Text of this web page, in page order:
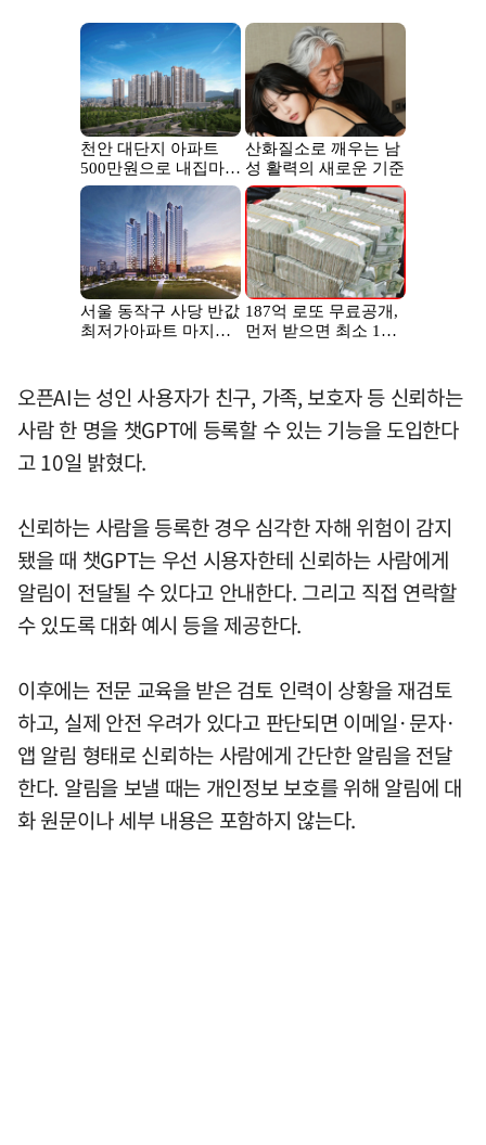
오픈AI는 성인 사용자가 친구, 가족, 보호자 등 신뢰하는
사람 한 명을 챗GPT에 등록할 수 있는 기능을 도입한다
고 10일 밝혔다.
신뢰하는 사람을 등록한 경우 심각한 자해 위험이 감지
됐을 때 챗GPT는 우선 시용자한테 신뢰하는 사람에게
알림이 전달될 수 있다고 안내한다. 그리고 직접 연락할
수 있도록 대화 예시 등을 제공한다.
이후에는 전문 교육을 받은 검토 인력이 상황을 재검토
하고, 실제 안전 우려가 있다고 판단되면 이메일·문자·
앱 알림 형태로 신뢰하는 사람에게 간단한 알림을 전달
한다. 알림을 보낼 때는 개인정보 보호를 위해 알림에 대
화 원문이나 세부 내용은 포함하지 않는다.